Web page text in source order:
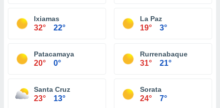
Ixiamas
32° 22°
La Paz
19° 3°
Patacamaya
20° 0°
Rurrenabaque
31° 21°
Santa Cruz
23° 13°
Sorata
24° 7°